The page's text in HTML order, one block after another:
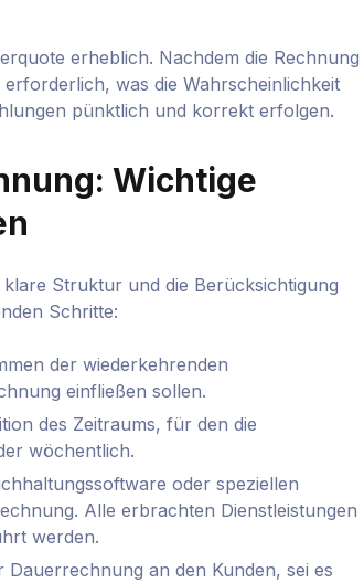
erheblich. Nachdem die Rechnung
was die Wahrscheinlichkeit
pünktlich und korrekt erfolgen.
Wichtige
Struktur und die Berücksichtigung
Schritte:
der wiederkehrenden
einfließen sollen.
des Zeitraums, für den die
wöchentlich.
oder speziellen
Alle erbrachten Dienstleistungen
werden.
Dauerrechnung an den Kunden, sei es